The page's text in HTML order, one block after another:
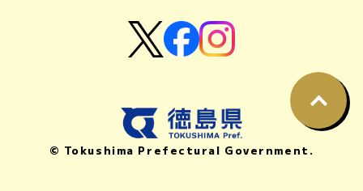
© Tokushima Prefectural Government.